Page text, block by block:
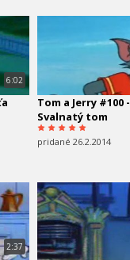
6:02
Tom a Jerry #100 -
Svalnatý tom
pridané 26.2.2014
2:37